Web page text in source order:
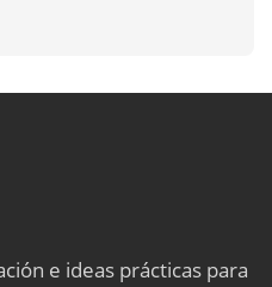
e ideas prácticas para